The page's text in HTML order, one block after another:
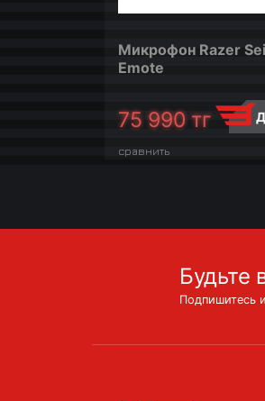
Микрофон Razer
Emote
75 990тг
сравнить
Будьте
Подпишитесь